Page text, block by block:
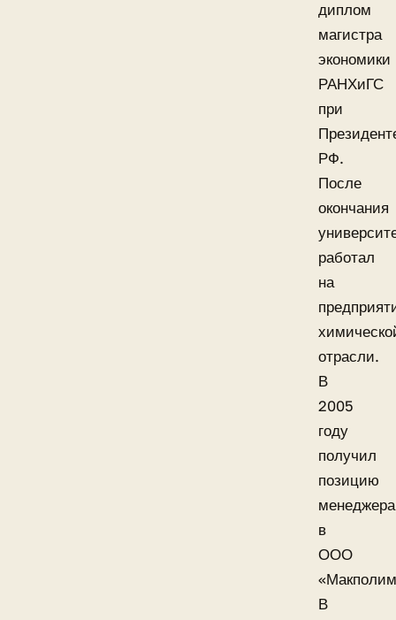
диплом
магистра
экономики
РАНХиГС
при
РФ.
После
окончания
работал
на
отрасли.
В
2005
году
получил
позицию
менеджера
в
ООО
В